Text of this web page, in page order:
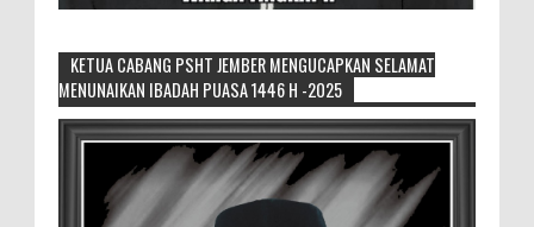
Sikapi Overproduksi Panen Selada, Petani
Muda Hidroponik Ikuti Pelatihan
Manajemen Budidaya dan Tata Kelola
Pasar
Setelah Pelatihan Diwilayah Ambulu Foto Bersama
KETUA CABANG PSHT JEMBER MENGUCAPKAN SELAMAT
MENUNAIKAN IBADAH PUASA 1446 H -2025